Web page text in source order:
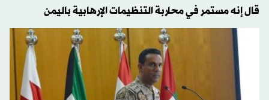
قال إنه مستمر في محاربة التنظيمات الإرهابية باليمن